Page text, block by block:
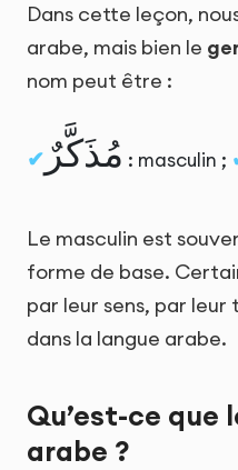
Dans cette leçon,
arabe, mais bien le
nom peut être :
مُذَكَّرٌ : masculin ;
Le masculin est
forme de base.
par leur sens, par leur
dans la langue arabe.
Qu’est-ce que
arabe ?